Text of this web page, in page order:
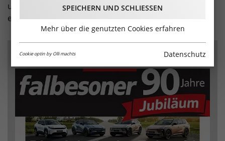
und Restaurants, Gasthäuser und Lokale im Rahmen
einer eigenen Sendung präsentieren können.
WERBUNG
SPEICHERN UND SCHLIESSEN
Mehr über die genutzten Cookies erfahren
Cookie optin by Olli machts Datenschutz